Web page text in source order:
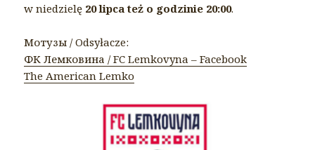
w niedzielę 20 lipca też o godzinie 20:00.
Мотузы / Odsyłacze:
ФК Лемковина / FC Lemkovyna – Facebook
The American Lemko